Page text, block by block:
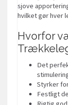
sjove
hvilket gør hver
Hvorfor
Det
Styrker
Festligt